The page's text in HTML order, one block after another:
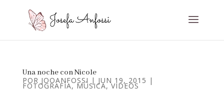
Una noche con Nicole
POR JOOANFOSSI | JUN 19, 2015 |
FOTOGRAFÍA,MÚSICA,VIDEOS